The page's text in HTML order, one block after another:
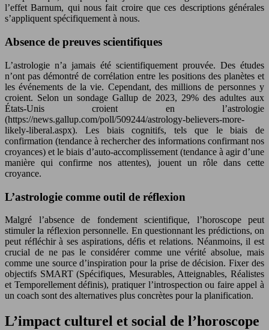
l’effet Barnum, qui nous fait croire que ces descriptions générales
s’appliquent spécifiquement à nous.
Absence de preuves scientifiques
L’astrologie n’a jamais été scientifiquement prouvée. Des études
n’ont pas démontré de corrélation entre les positions des planètes et
les événements de la vie. Cependant, des millions de personnes y
croient. Selon un sondage Gallup de 2023, 29% des adultes aux
États-Unis croient en l’astrologie
(https://news.gallup.com/poll/509244/astrology-believers-more-
likely-liberal.aspx). Les biais cognitifs, tels que le biais de
confirmation (tendance à rechercher des informations confirmant nos
croyances) et le biais d’auto-accomplissement (tendance à agir d’une
manière qui confirme nos attentes), jouent un rôle dans cette
croyance.
L’astrologie comme outil de réflexion
Malgré l’absence de fondement scientifique, l’horoscope peut
stimuler la réflexion personnelle. En questionnant les prédictions, on
peut réfléchir à ses aspirations, défis et relations. Néanmoins, il est
crucial de ne pas le considérer comme une vérité absolue, mais
comme une source d’inspiration pour la prise de décision. Fixer des
objectifs SMART (Spécifiques, Mesurables, Atteignables, Réalistes
et Temporellement définis), pratiquer l’introspection ou faire appel à
un coach sont des alternatives plus concrètes pour la planification.
L’impact culturel et social de l’horoscope